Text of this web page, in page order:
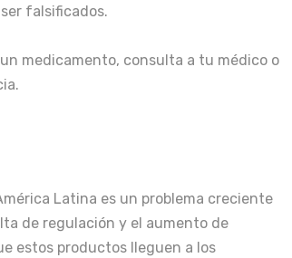
falsificados​.
medicamento, consulta a tu médico o
Latina es un problema creciente
de regulación y el aumento de
estos productos lleguen a los